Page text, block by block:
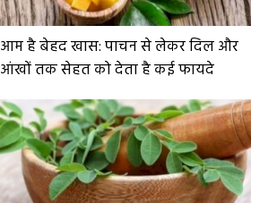
आम है बेहद खास: पाचन से लेकर दिल और
आंखों तक सेहत को देता है कई फायदे